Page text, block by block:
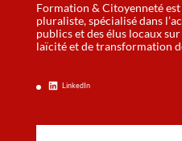
Formation & Citoyenneté
pluraliste, spécialisé dans
publics et des élus locaux
laïcité et de transformation
LinkedIn